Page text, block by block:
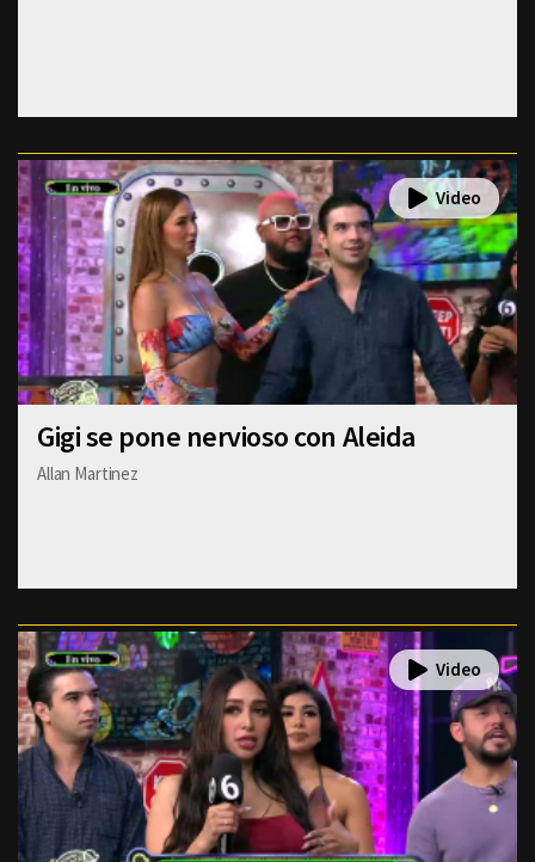
Gigi se pone nervioso con Aleida
Allan Martinez